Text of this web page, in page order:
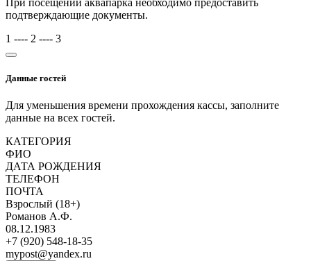
При посещении аквапарка необходимо предоставить
подтверждающие документы.
1 ---- 2 ---- 3
Данные гостей
Для уменьшения времени прохождения кассы, заполните
данные на всех гостей.
КАТЕГОРИЯ
ФИО
ДАТА РОЖДЕНИЯ
ТЕЛЕФОН
ПОЧТА
Взрослый (18+)
Романов А.Ф.
08.12.1983
+7 (920) 548-18-35
mypost@yandex.ru